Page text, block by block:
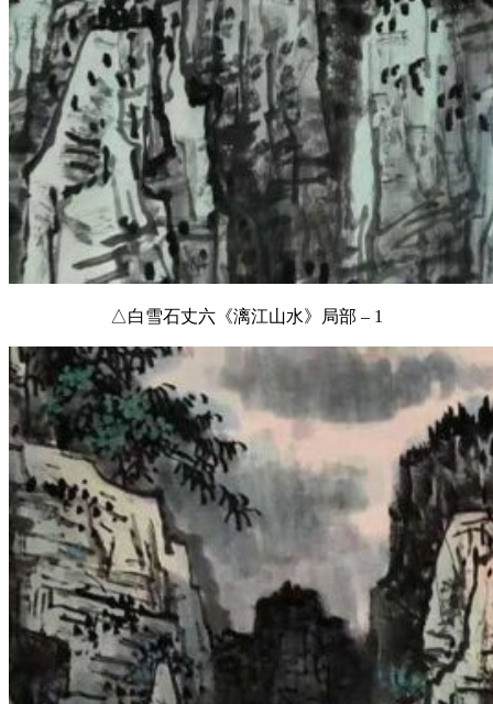
△白雪石丈六《漓江山水》局部 – 1